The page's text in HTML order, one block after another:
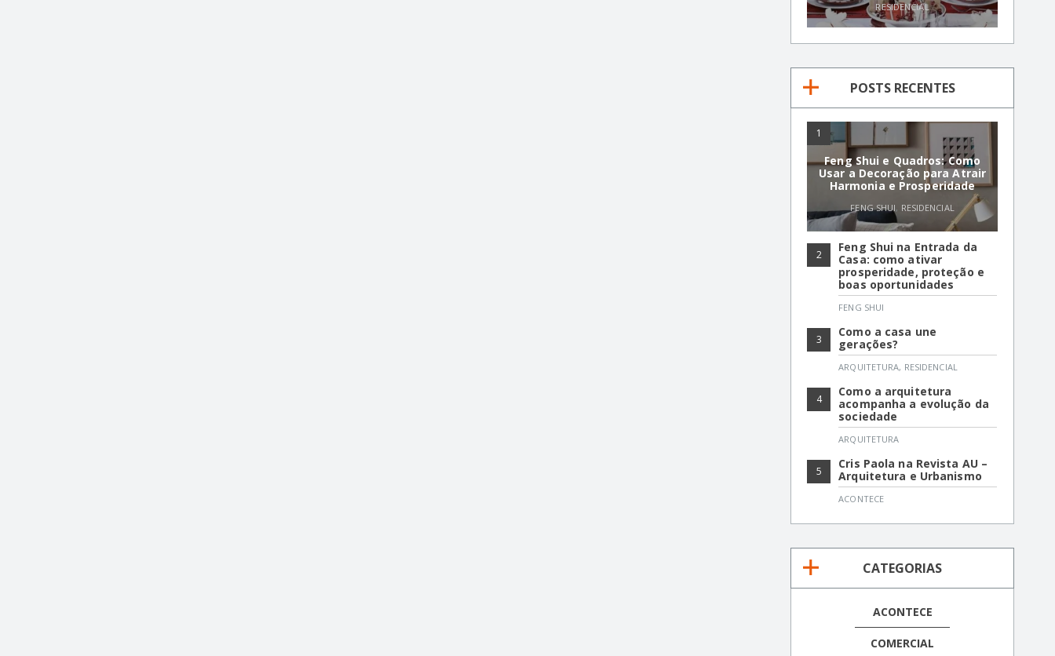
RESIDENCIAL
POSTS RECENTES
1
Feng Shui e Quadros: Como
Usar a Decoração para Atrair
Harmonia e Prosperidade
FENG SHUI, RESIDENCIAL
2
Feng Shui na Entrada da
Casa: como ativar
prosperidade, proteção e
boas oportunidades
FENG SHUI
3
Como a casa une
gerações?
ARQUITETURA, RESIDENCIAL
4
Como a arquitetura
acompanha a evolução da
sociedade
ARQUITETURA
5
Cris Paola na Revista AU –
Arquitetura e Urbanismo
ACONTECE
CATEGORIAS
ACONTECE
COMERCIAL